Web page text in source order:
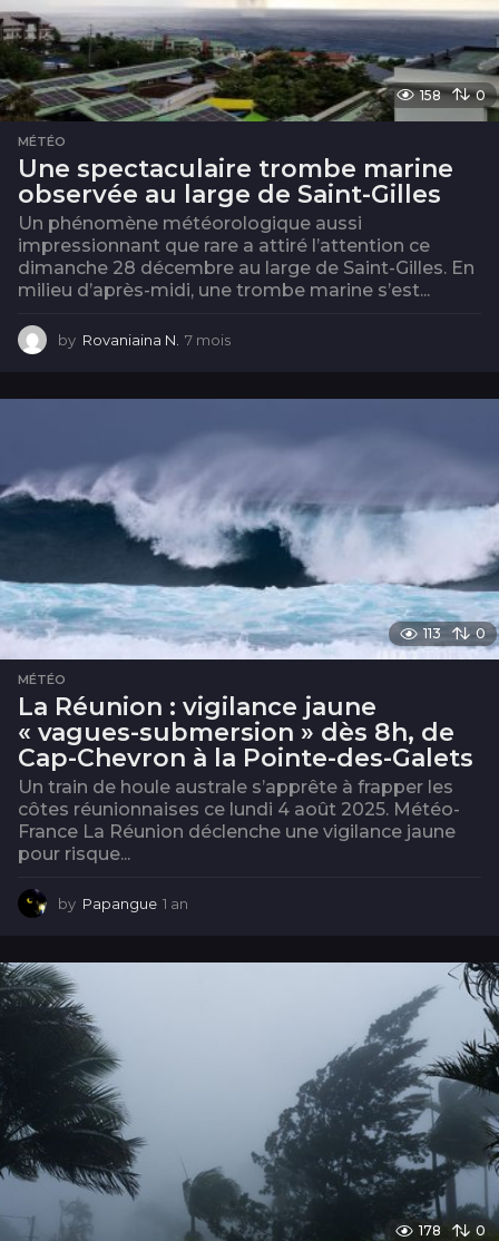
158 0
MÉTÉO
Une spectaculaire trombe marine
observée au large de Saint-Gilles
Un phénomène météorologique aussi
impressionnant que rare a attiré l’attention ce
dimanche 28 décembre au large de Saint-Gilles. En
milieu d’après-midi, une trombe marine s’est...
by Rovaniaina N. 7 mois
i
113 0
MÉTÉO
La Réunion : vigilance jaune
« vagues-submersion » dès 8h, de
Cap-Chevron à la Pointe-des-Galets
Un train de houle australe s’apprête à frapper les
côtes réunionnaises ce lundi 4 août 2025. Météo-
France La Réunion déclenche une vigilance jaune
pour risque...
by Papangue 1 an
178 0